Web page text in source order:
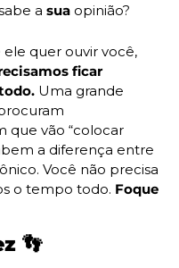
a sua opinião?
quer ouvir você,
ficar
Uma grande
que vão “colocar
a diferença entre
Você não precisa
o tempo todo. Foque
👣